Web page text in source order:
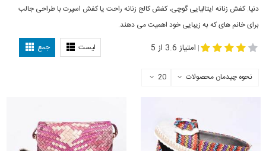
دنیا. کفش زنانه ایتالیایی گوچی، کفش کالج زنانه راحت یا کفش اسپرت با طراحی جالب
برای خانم های که به زیبایی خود اهمیت می دهند.
لیست جمع | امتیاز 3.6 از 5
نحوه چیدمان محصولات 20